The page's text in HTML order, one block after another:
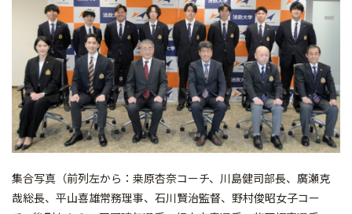
集合写真（前列左から：桒原杏奈コーチ、川島健司部長、廣瀬克
哉総長、平山喜雄常務理事、石川賢治監督、野村俊昭女子コー